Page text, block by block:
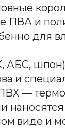
ПВА и
для
АБС,
и
—
наносятся
виде и